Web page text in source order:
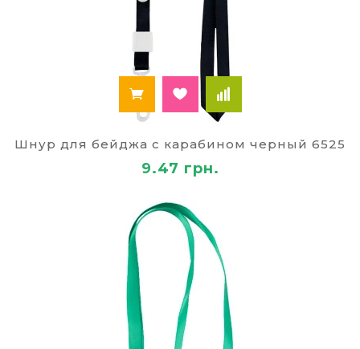
Шнур для бейджа с карабином черный 6525
9.47 грн.